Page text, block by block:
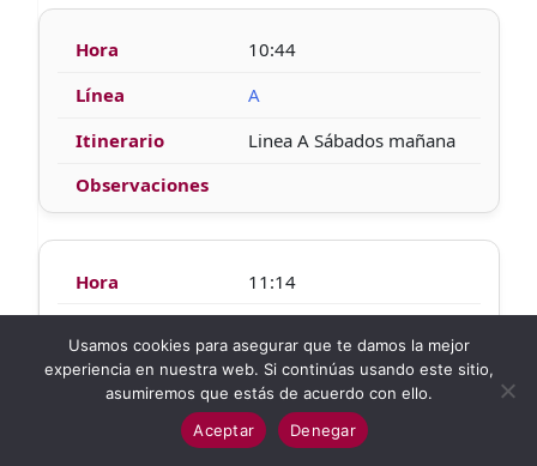
10:44
A
Linea A Sábados mañana
11:14
Linea A Sábados mañana
Usamos cookies para asegurar que te damos la mejor
experiencia en nuestra web. Si continúas usando este sitio,
asumiremos que estás de acuerdo con ello.
Aceptar
Denegar